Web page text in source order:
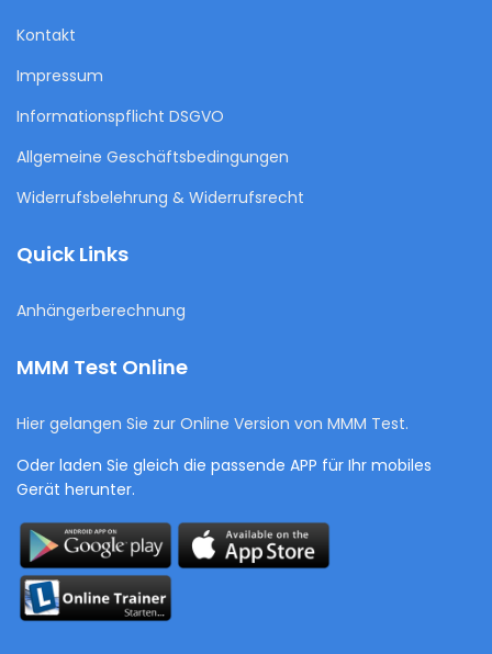
Kontakt
Impressum
Informationspflicht DSGVO
Allgemeine Geschäftsbedingungen
Widerrufsbelehrung & Widerrufsrecht
Quick Links
Anhängerberechnung
MMM Test Online
Hier gelangen Sie zur Online Version von MMM Test.
Oder laden Sie gleich die passende APP für Ihr mobiles
Gerät herunter.